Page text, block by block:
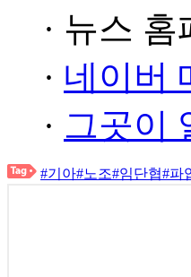
· 뉴스
· 네이버
· 그곳이
#기아#노조#임단협#파